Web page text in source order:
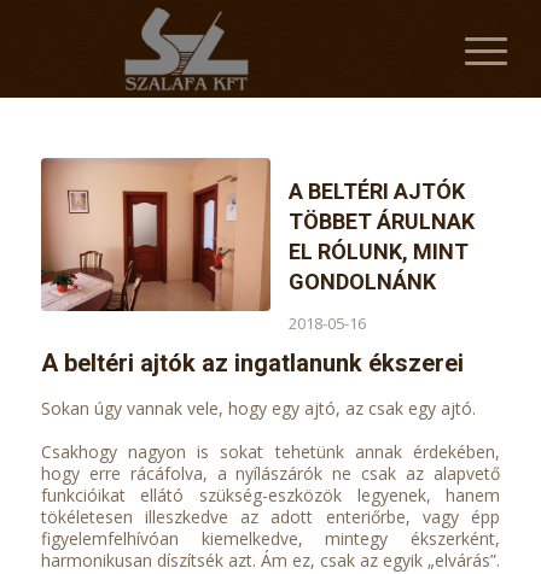
A BELTÉRI AJTÓK
TÖBBET ÁRULNAK
EL RÓLUNK, MINT
GONDOLNÁNK
2018-05-16
A beltéri ajtók az ingatlanunk ékszerei
Sokan úgy vannak vele, hogy egy ajtó, az csak egy ajtó.
Csakhogy nagyon is sokat tehetünk annak érdekében,
hogy erre rácáfolva, a nyílászárók ne csak az alapvető
funkcióikat ellátó szükség-eszközök legyenek, hanem
tökéletesen illeszkedve az adott enteriőrbe, vagy épp
figyelemfelhívóan kiemelkedve, mintegy ékszerként,
harmonikusan díszítsék azt. Ám ez, csak az egyik „elvárás”.